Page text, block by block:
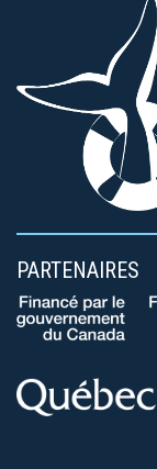
PARTENAIRES